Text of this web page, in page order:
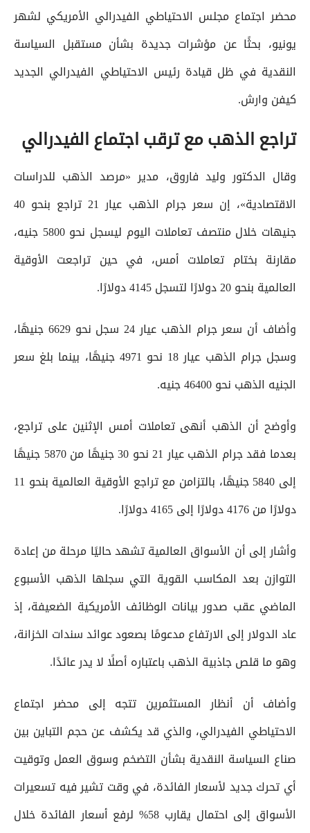
محضر اجتماع مجلس الاحتياطي الفيدرالي الأمريكي لشهر
يونيو، بحثًا عن مؤشرات جديدة بشأن مستقبل السياسة
النقدية في ظل قيادة رئيس الاحتياطي الفيدرالي الجديد
كيفن وارش.
تراجع الذهب مع ترقب اجتماع الفيدرالي
وقال الدكتور وليد فاروق، مدير «مرصد الذهب للدراسات
الاقتصادية»، إن سعر جرام الذهب عيار 21 تراجع بنحو 40
جنيهات خلال منتصف تعاملات اليوم ليسجل نحو 5800 جنيه،
مقارنة بختام تعاملات أمس، في حين تراجعت الأوقية
العالمية بنحو 20 دولارًا لتسجل 4145 دولارًا.
وأضاف أن سعر جرام الذهب عيار 24 سجل نحو 6629 جنيهًا،
وسجل جرام الذهب عيار 18 نحو 4971 جنيهًا، بينما بلغ سعر
الجنيه الذهب نحو 46400 جنيه.
وأوضح أن الذهب أنهى تعاملات أمس الإثنين على تراجع،
بعدما فقد جرام الذهب عيار 21 نحو 30 جنيهًا من 5870 جنيهًا
إلى 5840 جنيهًا، بالتزامن مع تراجع الأوقية العالمية بنحو 11
دولارًا من 4176 دولارًا إلى 4165 دولارًا.
وأشار إلى أن الأسواق العالمية تشهد حاليًا مرحلة من إعادة
التوازن بعد المكاسب القوية التي سجلها الذهب الأسبوع
الماضي عقب صدور بيانات الوظائف الأمريكية الضعيفة، إذ
عاد الدولار إلى الارتفاع مدعومًا بصعود عوائد سندات الخزانة،
وهو ما قلص جاذبية الذهب باعتباره أصلًا لا يدر عائدًا.
وأضاف أن أنظار المستثمرين تتجه إلى محضر اجتماع
الاحتياطي الفيدرالي، والذي قد يكشف عن حجم التباين بين
صناع السياسة النقدية بشأن التضخم وسوق العمل وتوقيت
أي تحرك جديد لأسعار الفائدة، في وقت تشير فيه تسعيرات
الأسواق إلى احتمال يقارب 58% لرفع أسعار الفائدة خلال